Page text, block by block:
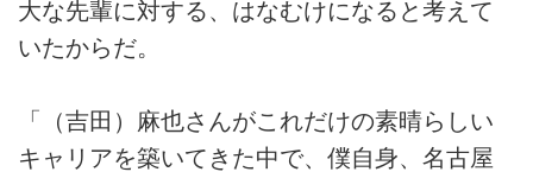
大な先輩に対する、はなむけになると考えて
いたからだ。
「（吉田）麻也さんがこれだけの素晴らしい
キャリアを築いてきた中で、僕自身、名古屋